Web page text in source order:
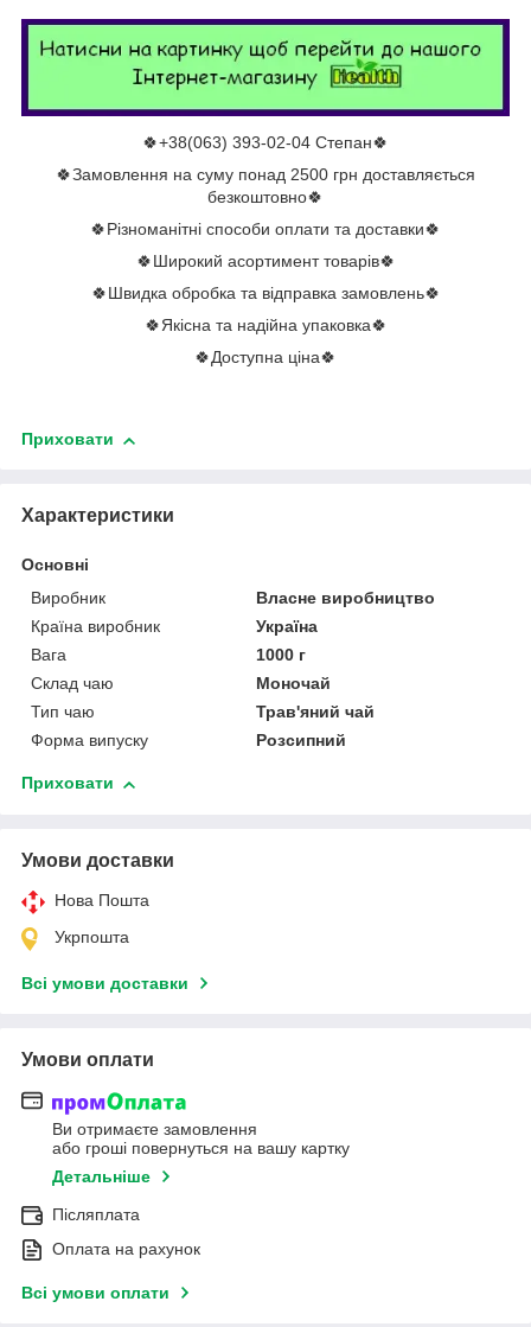
🍀+38(063) 393-02-04 Степан🍀
🍀Замовлення на суму понад 2500 грн доставляється
безкоштовно🍀
🍀Різноманітні способи оплати та доставки🍀
🍀Широкий асортимент товарів🍀
🍀Швидка обробка та відправка замовлень🍀
🍀Якісна та надійна упаковка🍀
🍀Доступна ціна🍀
Приховати
Характеристики
Основні
Виробник
Власне виробництво
Країна виробник
Україна
Вага
1000 г
Склад чаю
Моночай
Тип чаю
Трав'яний чай
Форма випуску
Розсипний
Приховати
Умови доставки
Нова Пошта
Укрпошта
Всі умови доставки
Умови оплати
Ви отримаєте замовлення
або гроші повернуться на вашу картку
Детальніше
Післяплата
Оплата на рахунок
Всі умови оплати